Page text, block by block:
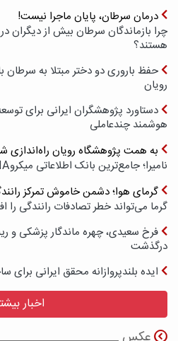
درمان سرطان، پایان ماجرا نیست!
چرا بازماندگان سرطان بیش از دیگران
هستند؟
حفظ باروری دو دختر مبتلا به سرطان
رویان
دستاورد پژوهشگران ایرانی برای
هوشمند چندعاملی
به همت پژوهشگاه رویان راه‌اندازی
نامیرا؛ جامع‌ترین بانک اطلاعاتی میکروRNAهای مرتبط با سرطان
گرمای هوا؛ دشمن خاموش تمرکز
گرما می‌تواند خطر تصادفات رانندگی را
فرخ سعیدی، چهره ماندگار پزشکی و
درگذشت
ایده بلندپروازانه محقق ایرانی
اخبار